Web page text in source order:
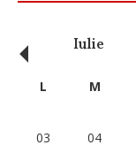
Iulie
‹ L M
03
04